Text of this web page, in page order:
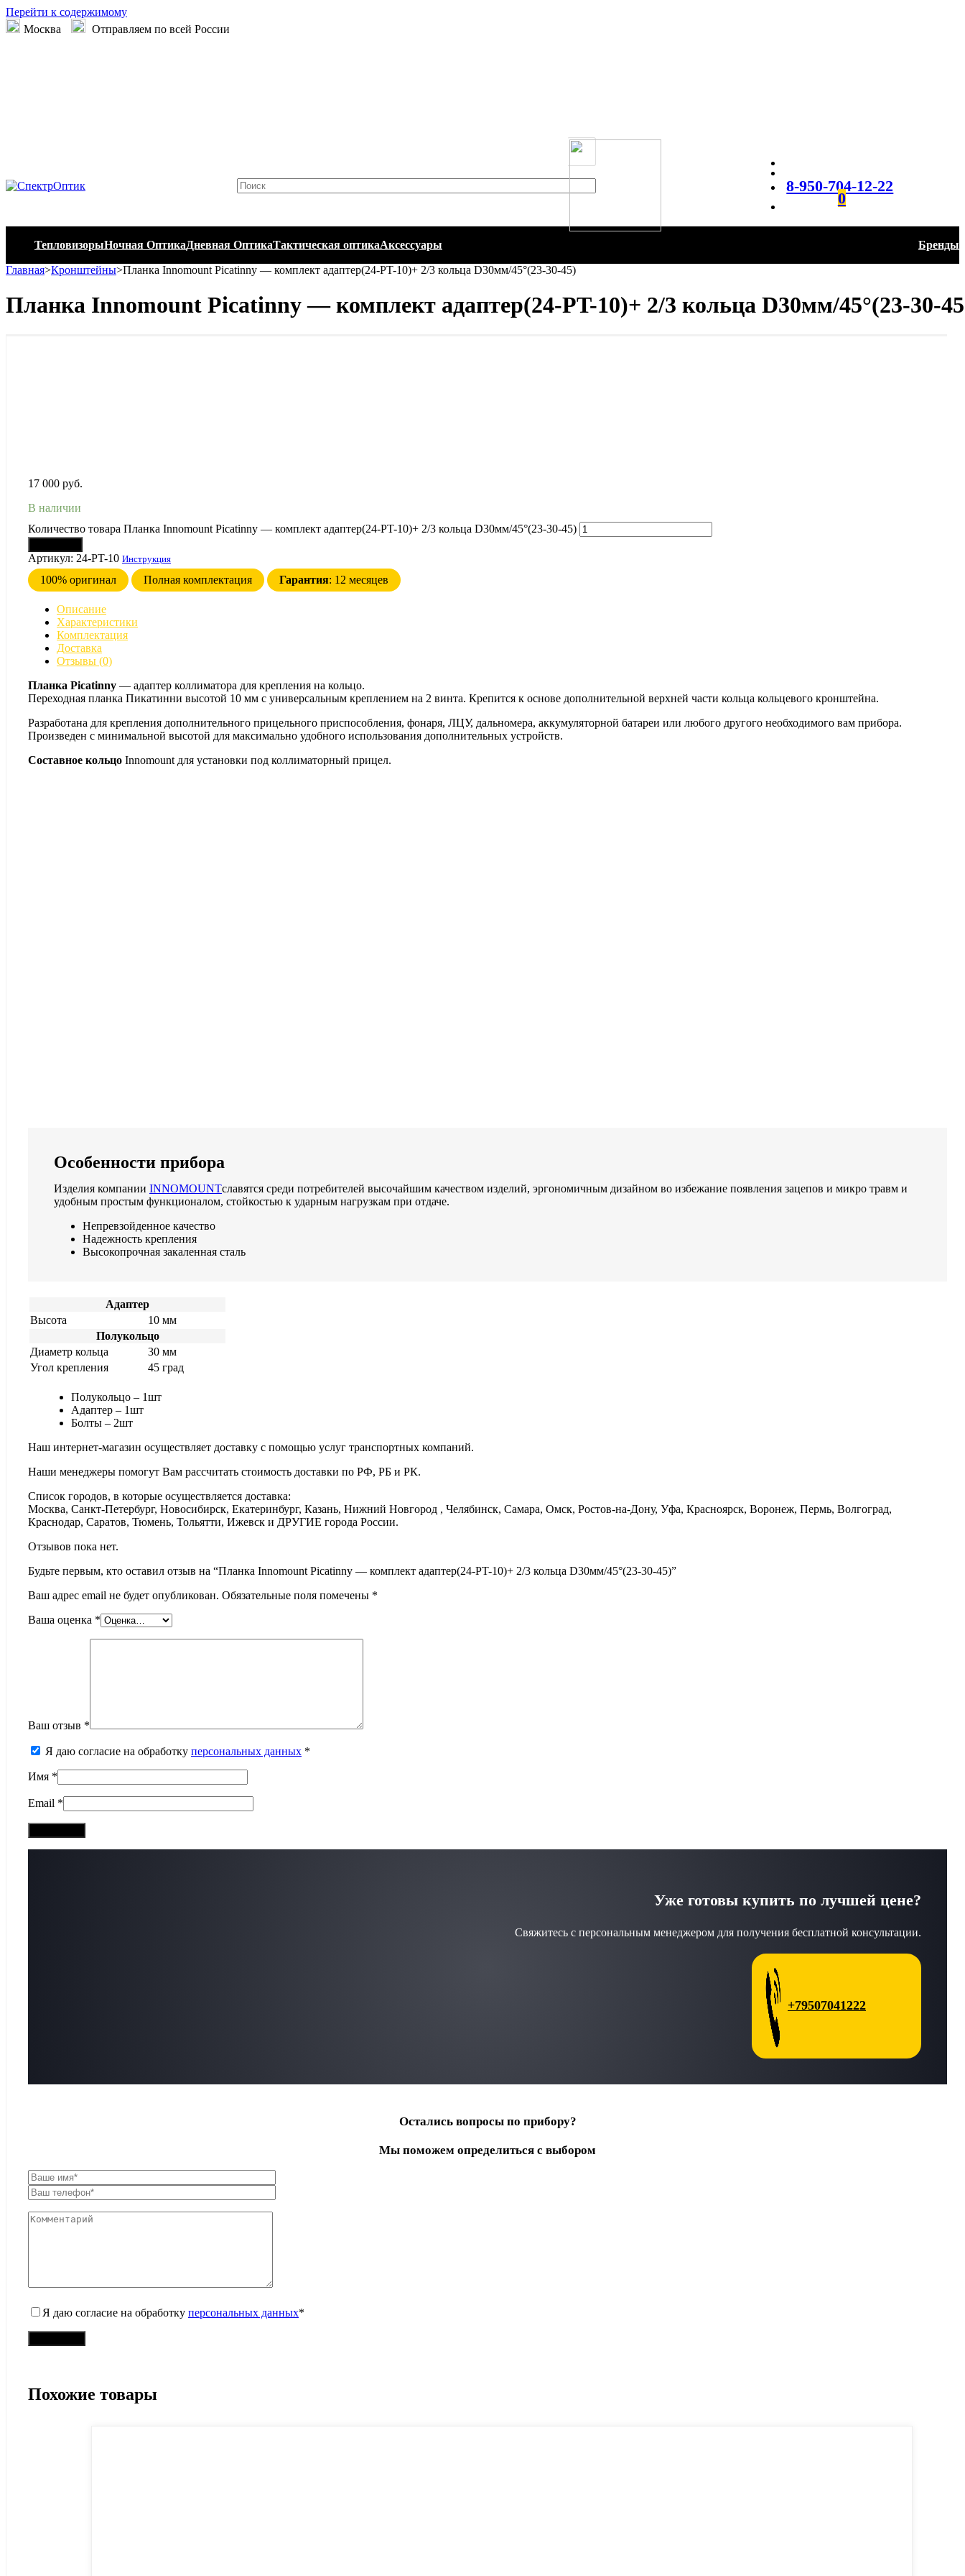
Перейти к содержимому
Москва
Отправляем по всей России
8-950-704-12-22
0
ТепловизорыНочная ОптикаДневная ОптикаТактическая оптикаАксессуары Бренды
Главная>Кронштейны>Планка Innomount Picatinny — комплект адаптер(24-PT-10)+ 2/3 кольца D30мм/45°(23-30-45)
Планка Innomount Picatinny — комплект адаптер(24-PT-10)+ 2/3 кольца D30мм/45°(23-30-
17 000 руб.
В наличии
Количество товара Планка Innomount Picatinny — комплект адаптер(24-PT-10)+ 2/3 кольца D30мм/45°(23-30-45)
Артикул: 24-PT-10 Инструкция
100% оригинал Полная комплектация Гарантия: 12 месяцев
Описание
Характеристики
Комплектация
Доставка
Отзывы (0)
Планка Picatinny — адаптер коллиматора для крепления на кольцо.
Переходная планка Пикатинни высотой 10 мм с универсальным креплением на 2 винта. Крепится к основе дополнительной верхней части кольца кольцевого кронштейна.
Разработана для крепления дополнительного прицельного приспособления, фонаря, ЛЦУ, дальномера, аккумуляторной батареи или любого другого необходимого вам прибора.
Произведен с минимальной высотой для максимально удобного использования дополнительных устройств.
Составное кольцо Innomount для установки под коллиматорный прицел.
Особенности прибора
Изделия компании INNOMOUNTславятся среди потребителей высочайшим качеством изделий, эргономичным дизайном во избежание появления зацепов и микро травм и
удобным простым функционалом, стойкостью к ударным нагрузкам при отдаче.
Непревзойденное качество
Надежность крепления
Высокопрочная закаленная сталь
Адаптер
Высота
10 мм
Полукольцо
Диаметр кольца
30 мм
Угол крепления
45 град
Полукольцо – 1шт
Адаптер – 1шт
Болты – 2шт
Наш интернет-магазин осуществляет доставку с помощью услуг транспортных компаний.
Наши менеджеры помогут Вам рассчитать стоимость доставки по РФ, РБ и РК.
Список городов, в которые осуществляется доставка:
Москва, Санкт-Петербург, Новосибирск, Екатеринбург, Казань, Нижний Новгород , Челябинск, Самара, Омск, Ростов-на-Дону, Уфа, Красноярск, Воронеж, Пермь, Волгоград,
Краснодар, Саратов, Тюмень, Тольятти, Ижевск и ДРУГИЕ города России.
Отзывов пока нет.
Будьте первым, кто оставил отзыв на “Планка Innomount Picatinny — комплект адаптер(24-PT-10)+ 2/3 кольца D30мм/45°(23-30-45)”
Ваш адрес email не будет опубликован. Обязательные поля помечены *
Ваша оценка *
Ваш отзыв *
Я даю согласие на обработку персональных данных *
Имя *
Email *
Уже готовы купить по лучшей цене?
Свяжитесь с персональным менеджером для получения бесплатной консультации.
+79507041222
Остались вопросы по прибору?
Мы поможем определиться с выбором
Я даю согласие на обработку персональных данных*
Похожие товары